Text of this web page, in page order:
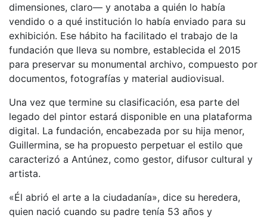
dimensiones, claro— y anotaba a quién lo había
vendido o a qué institución lo había enviado para su
exhibición. Ese hábito ha facilitado el trabajo de la
fundación que lleva su nombre, establecida el 2015
para preservar su monumental archivo, compuesto por
documentos, fotografías y material audiovisual.
Una vez que termine su clasificación, esa parte del
legado del pintor estará disponible en una plataforma
digital. La fundación, encabezada por su hija menor,
Guillermina, se ha propuesto perpetuar el estilo que
caracterizó a Antúnez, como gestor, difusor cultural y
artista.
«Él abrió el arte a la ciudadanía», dice su heredera,
quien nació cuando su padre tenía 53 años y